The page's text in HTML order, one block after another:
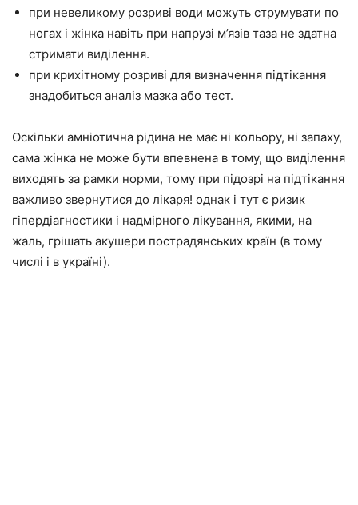
при невеликому розриві води можуть струмувати по
ногах і жінка навіть при напрузі м’язів таза не здатна
стримати виділення.
при крихітному розриві для визначення підтікання
знадобиться аналіз мазка або тест.
Оскільки амніотична рідина не має ні кольору, ні запаху,
сама жінка не може бути впевнена в тому, що виділення
виходять за рамки норми, тому при підозрі на підтікання
важливо звернутися до лікаря! однак і тут є ризик
гіпердіагностики і надмірного лікування, якими, на
жаль, грішать акушери пострадянських країн (в тому
числі і в україні).